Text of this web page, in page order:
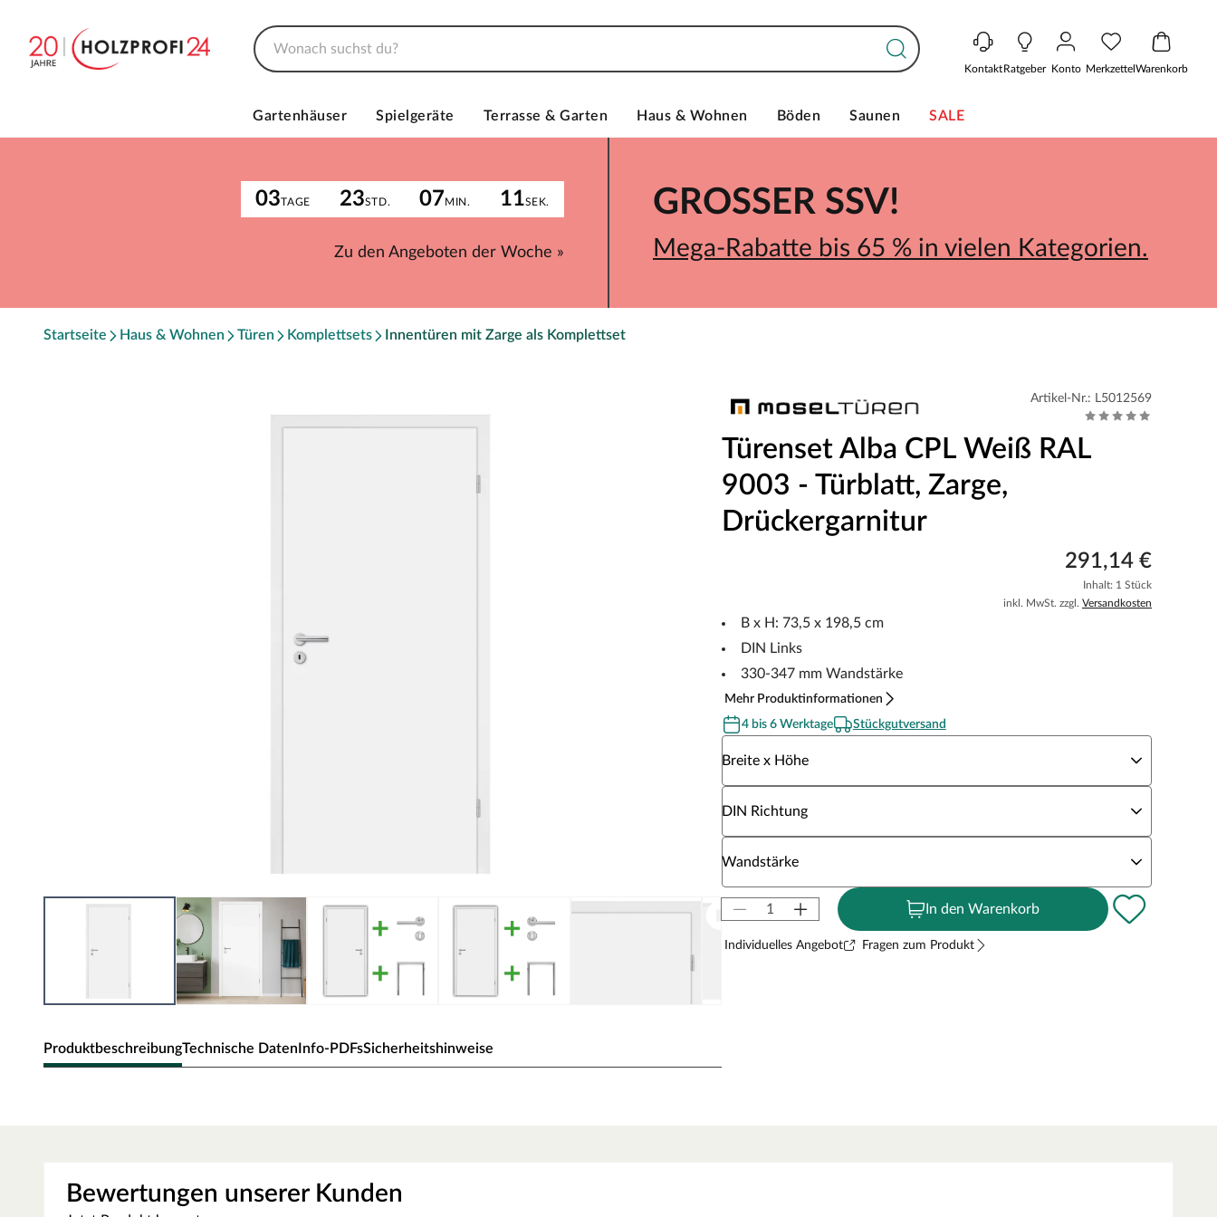
KontaktRatgeber Konto MerkzettelWarenkorb
Gartenhäuser Spielgeräte Terrasse & Garten Haus & Wohnen Böden Saunen SALE
03TAGE 23STD. 07MIN. 11SEK.
Zu den Angeboten der Woche »
GROSSER SSV!
Mega-Rabatte bis 65 % in vielen Kategorien.
Startseite Haus & Wohnen Türen Komplettsets Innentüren mit Zarge als Komplettset
ProduktbeschreibungTechnische DatenInfo-PDFsSicherheitshinweise
Die Tür besitzt eine Laminatoberfläche, auch CPL (Continious Pressure Laminate) genannt. CPL bildet dank der
Artikel-Nr.: L5012569
Türenset Alba CPL Weiß RAL
9003 - Türblatt, Zarge,
Drückergarnitur
291,14 €
Inhalt: 1 Stück
inkl. MwSt. zzgl. Versandkosten
B x H: 73,5 x 198,5 cm
DIN Links
330-347 mm Wandstärke
Mehr Produktinformationen
4 bis 6 Werktage
Stückgutversand
Breite x Höhe
DIN Richtung
Wandstärke
In den Warenkorb
Individuelles Angebot Fragen zum Produkt
Bewertungen unserer Kunden